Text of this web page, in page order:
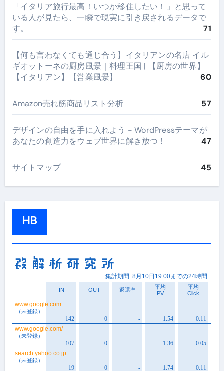
​「イタリア旅行最高！いつか移住したい！」と思って
いる人が見たら、一瞬で現実に引き戻されるデータで
す。
71
【何も言わなくても通じ合う】イタリアンの名店 イル
ギオットーネの厨房風景｜料理王国 | 【厨房の世界】
【イタリアン】【営業風景】
60
Amazon売れ筋商品リスト分析 57
デザインの自由を手に入れよう - WordPressテーマが
あなたの創造力をウェブ世界に解き放つ！
47
サイトマップ 45
HB